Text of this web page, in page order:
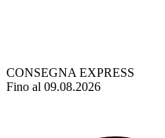
CONSEGNA EXPRESS
Fino al 09.08.2026